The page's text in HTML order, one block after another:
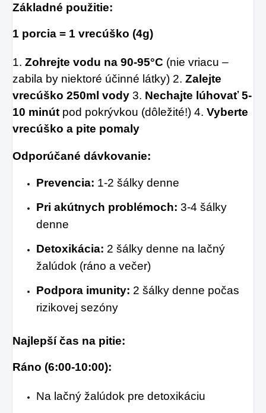
Základné použitie:
1 porcia = 1 vrecúško (4g)
1. Zohrejte vodu na 90-95°C (nie vriacu –
zabila by niektoré účinné látky) 2. Zalejte
vrecúško 250ml vody 3. Nechajte lúhovať 5-
10 minút pod pokrývkou (dôležité!) 4. Vyberte
vrecúško a pite pomaly
Odporúčané dávkovanie:
Prevencia: 1-2 šálky denne
Pri akútnych problémoch: 3-4 šálky
denne
Detoxikácia: 2 šálky denne na lačný
žalúdok (ráno a večer)
Podpora imunity: 2 šálky denne počas
rizikovej sezóny
Najlepší čas na pitie:
Ráno (6:00-10:00):
Na lačný žalúdok pre detoxikáciu